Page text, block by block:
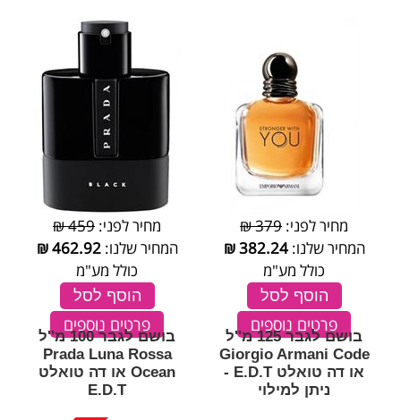
מחיר לפני: 379 ₪
המחיר שלנו:382.24
₪
כולל מע"מ
הוסף לסל
פרטים נוספים
מחיר לפני: 459 ₪
המחיר שלנו:462.92
₪
כולל מע"מ
הוסף לסל
פרטים נוספים
בושם לגבר 125 מ''ל
Giorgio Armani Code
או דה טואלט E.D.T -
ניתן למילוי
בושם לגבר 100 מ''ל
Prada Luna Rossa
Ocean או דה טואלט
E.D.T